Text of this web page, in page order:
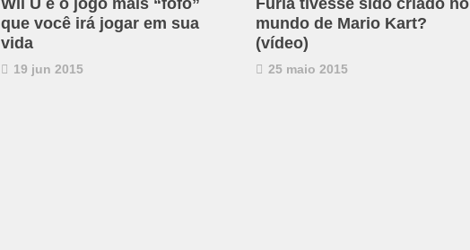
Wii U é o jogo mais “fofo”
que você irá jogar em sua
vida
19 jun 2015
Fúria tivesse sido criado no
mundo de Mario Kart?
(vídeo)
25 maio 2015